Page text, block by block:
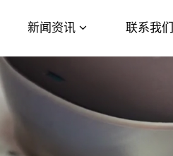
新闻资讯 联系我们